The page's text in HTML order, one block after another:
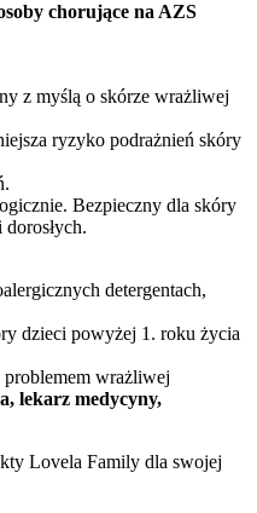
chorujące na AZS
z myślą o skórze wrażliwej
ryzyko podrażnień skóry
Bezpieczny dla skóry
detergentach,
dzieci powyżej 1. roku życia
problemem wrażliwej
lekarz medycyny,
Lovela Family dla swojej